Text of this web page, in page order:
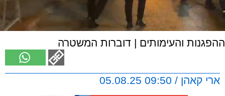
ההפגנות והעימותים | דוברות המשטרה
ארי קאהן / 09:50 05.08.25